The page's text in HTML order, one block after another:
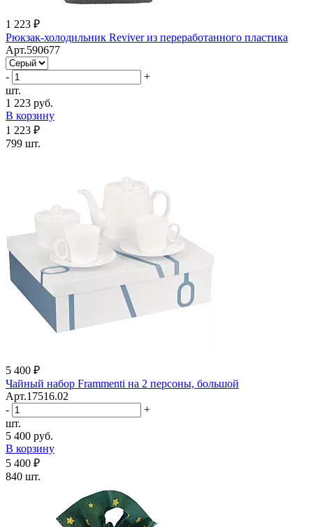
1 223 ₽
Рюкзак-холодильник Reviver из переработанного пластика
Арт.590677
-
+
шт.
1 223 руб.
В корзину
1 223 ₽
799 шт.
5 400 ₽
Чайный набор Frammenti на 2 персоны, большой
Арт.17516.02
-
+
шт.
5 400 руб.
В корзину
5 400 ₽
840 шт.